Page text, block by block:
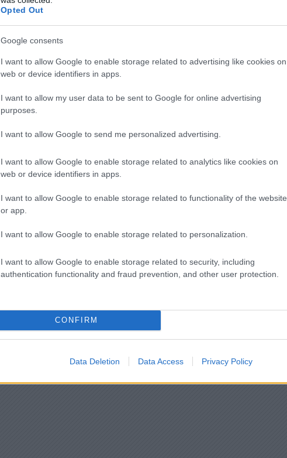
Opted Out
Google consents
I want to allow Google to enable storage related to advertising like cookies on
web or device identifiers in apps.
I want to allow my user data to be sent to Google for online advertising
purposes.
I want to allow Google to send me personalized advertising.
I want to allow Google to enable storage related to analytics like cookies on
web or device identifiers in apps.
I want to allow Google to enable storage related to functionality of the website
or app.
I want to allow Google to enable storage related to personalization.
I want to allow Google to enable storage related to security, including
authentication functionality and fraud prevention, and other user protection.
CONFIRM
Data Deletion Data Access Privacy Policy